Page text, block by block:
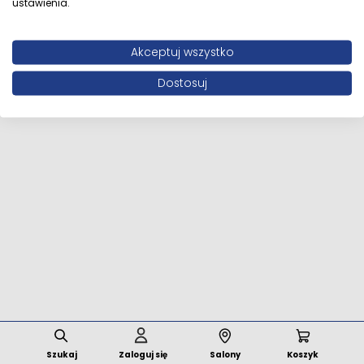
Szukaj Zaloguj się Salony Koszyk
Wszystkie prawa zastrzeżone © 2026 MFstore.pl /
Powered byNetwork Interactive
Akceptuj wszystko
Dostosuj